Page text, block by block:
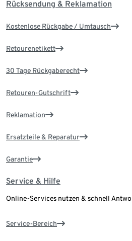
Rücksendung & Reklamation
Kostenlose Rückgabe / Umtausch
Retourenetikett
30 Tage Rückgaberecht
Retouren-Gutschrift
Reklamation
Ersatzteile & Reparatur
Garantie
Service & Hilfe
Online-Services nutzen & schnell
Service-Bereich